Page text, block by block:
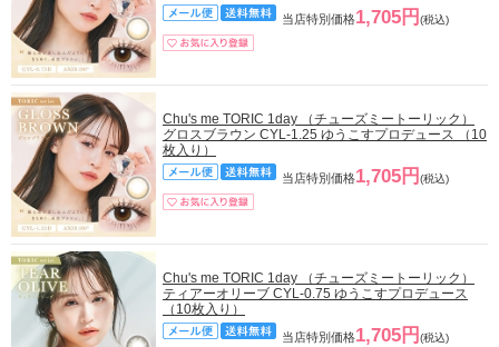
当店特別価格1,705円 (税込)
Chu's me TORIC 1day （チューズミートーリック）
グロスブラウン CYL-1.25 ゆうこすプロデュース （10
枚入り）
当店特別価格1,705円 (税込)
Chu's me TORIC 1day （チューズミートーリック）
ティアーオリーブ CYL-0.75 ゆうこすプロデュース
（10枚入り）
当店特別価格1,705円 (税込)